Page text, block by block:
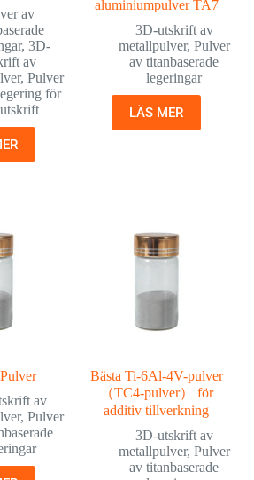
av
, 3D-
av
,Pulver
för
aluminiumpulver TA7
3D-utskrift av
metallpulver, Pulver
av titanbaserade
legeringar
LÄS MER
av
,Pulver
Bästa Ti-6Al-4V-pulver
（TC4-pulver） för
additiv tillverkning
3D-utskrift av
metallpulver, Pulver
av titanbaserade